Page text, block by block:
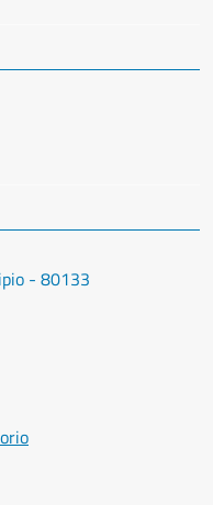
- 80133